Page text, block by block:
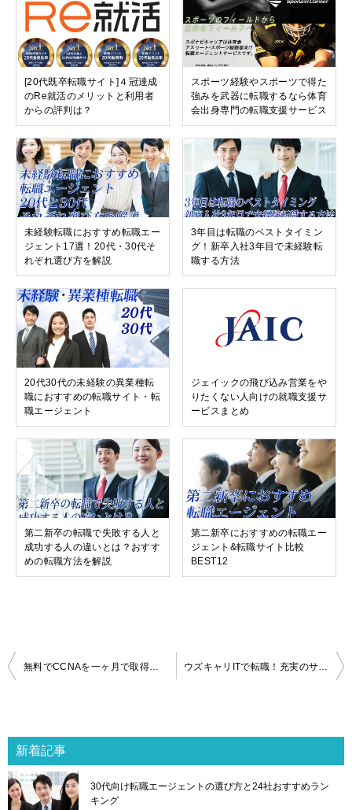
[20代既卒転職サイト]４冠達成
のRe就活のメリットと利用者
からの評判は？
スポーツ経験やスポーツで得た
強みを武器に転職するなら体育
会出身専門の転職支援サービス
未経験転職におすすめ転職エー
ジェント17選！20代・30代そ
れぞれ選び方を解説
3年目は転職のベストタイミン
グ！新卒入社3年目で未経験転
職する方法
20代30代の未経験の異業種転
職におすすめの転職サイト・転
職エージェント
ジェイックの飛び込み営業をや
りたくない人向けの就職支援サ
ービスまとめ
第二新卒の転職で失敗する人と
成功する人の違いとは？おすす
めの転職方法を解説
第二新卒におすすめの転職エー
ジェント&転職サイト比較
BEST12
投
稿
ゲ
ー
シ
ョ
無料でCCNAを一ヶ月で取得して転職できるUZUZカレッジ。転職サポートが充実のウズウズ ウズキャリITで転職！充実のサポート内容と、研修内容から成功事例、口コミまで大公開！
新着記事
30代向け転職エージェントの選び方と24社おすすめラン
キング